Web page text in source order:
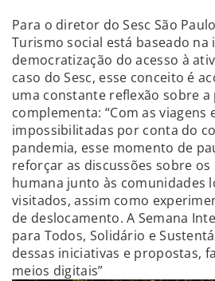
Para o diretor do Sesc São
Turismo social está baseado na
democratização do acesso à
caso do Sesc, esse conceito é
uma constante reflexão sobre a
complementa: “Com as viagens
impossibilitadas por conta do
pandemia, esse momento de
reforçar as discussões sobre os
humana junto às comunidades
visitados, assim como
de deslocamento. A Semana
para Todos, Solidário e
dessas iniciativas e propostas,
meios digitais”